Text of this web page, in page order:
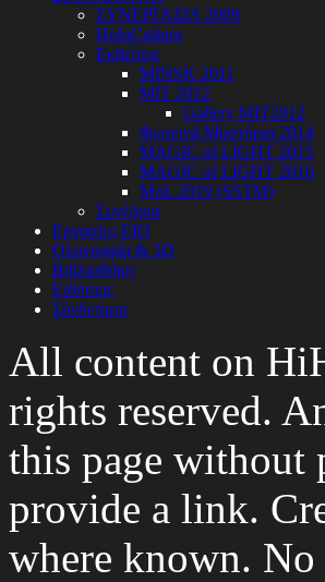
ΣΥΝΕΡΓΑΣΙΑ 2009
HoloCultura
Εκθέσεις
ΜINSK 2011
ΜIT 2012
Gallery MIT2012
Φωτεινά Μυστήρια 2014
MAGIC of LIGHT 2015
MAGIC of LIGHT 2016
MoL 2019 (SSTM)
Συνέδρια
Εργασίες ΕΙΟ
Ολογραφία & 3D
Βιβλιοθήκη
Ειδήσεις
Σύνδεσμοι
All content on
rights reserved.
this page without
provide a link.
where known.